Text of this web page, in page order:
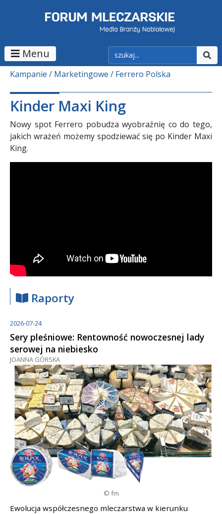
Menu
Kampanie Marketingowe Ferrero Polska
Kinder Maxi King
Nowy spot Ferrero pobudza wyobraźnię co do tego,
jakich wrażeń możemy spodziewać się po Kinder Maxi
King.
Raporty
2026-07-24
Sery pleśniowe: Rentowność nowoczesnej lady
serowej na niebiesko
JOANNA GÓRSKA
© fm
Ewolucja współczesnego mleczarstwa w kierunku